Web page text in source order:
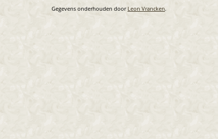
Gegevens onderhouden door Leon Vrancken.